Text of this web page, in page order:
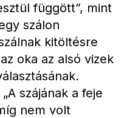
függött”, mint
szálon
kitöltésre
oka az alsó vizek
szájának a feje
nem volt